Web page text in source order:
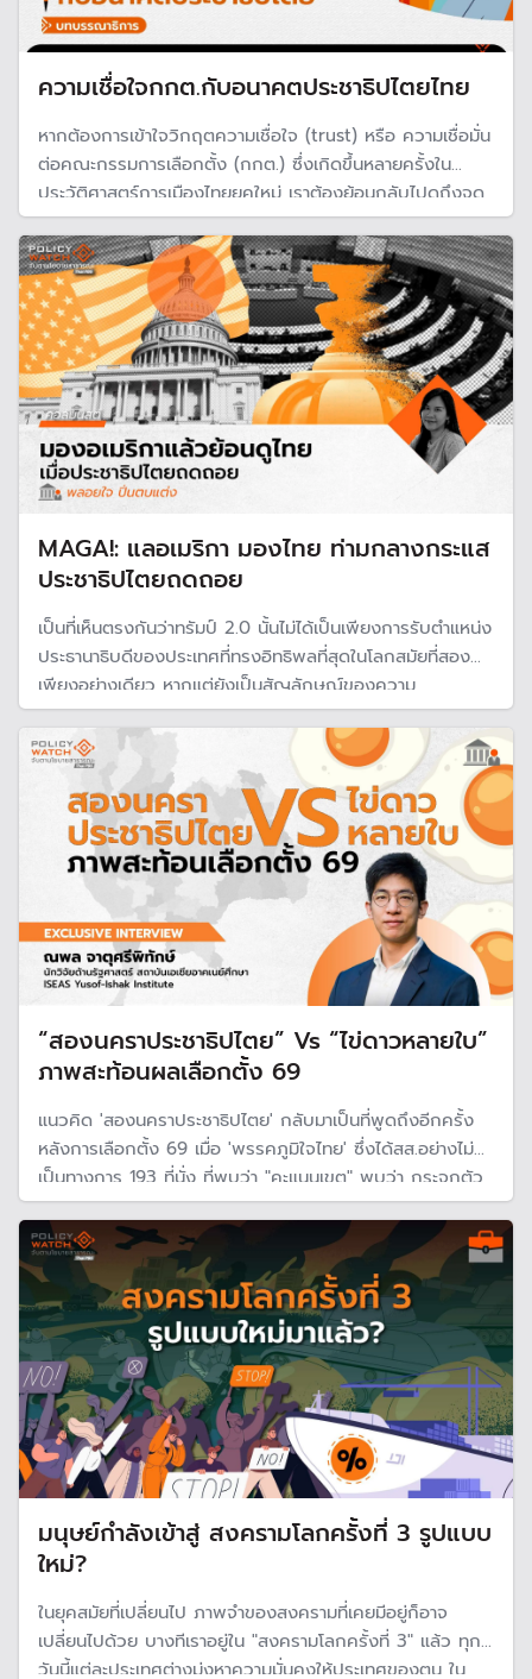
ความเชื่อใจกกต.กับอนาคตประชาธิปไตยไทย
หากต้องการเข้าใจวิกฤตความเชื่อใจ (trust) หรือ ความเชื่อมั่น
ต่อคณะกรรมการเลือกตั้ง (กกต.) ซึ่งเกิดขึ้นหลายครั้งใน
ประวัติศาสตร์การเมืองไทยยุคใหม่ เราต้องย้อนกลับไปดูถึงจุด
กำเนิดของกกต.ว่ามีที่มาที่ไปอย่างไร และย้อนกลับไปดู
เหตุการณ์ในอดีต ก็จะเข้าใจว่ากกต.เกี่ยวพันอย่างไรกับอนาคต
ประชาธิปไตยไทย
MAGA!: แลอเมริกา มองไทย ท่ามกลางกระแส
ประชาธิปไตยถดถอย
เป็นที่เห็นตรงกันว่าทรัมป์ 2.0 นั้นไม่ได้เป็นเพียงการรับตำแหน่ง
ประธานาธิบดีของประเทศที่ทรงอิทธิพลที่สุดในโลกสมัยที่สอง
เพียงอย่างเดียว หากแต่ยังเป็นสัญลักษณ์ของความ
เปลี่ยนแปลงทางการเมืองทั้งในสหรัฐอเมริกาเองและในระดับโลก
“สองนคราประชาธิปไตย” Vs “ไข่ดาวหลายใบ”
ภาพสะท้อนผลเลือกตั้ง 69
แนวคิด 'สองนคราประชาธิปไตย' กลับมาเป็นที่พูดถึงอีกครั้ง
หลังการเลือกตั้ง 69 เมื่อ 'พรรคภูมิใจไทย' ซึ่งได้สส.อย่างไม่
เป็นทางการ 193 ที่นั่ง ที่พบว่า "คะแนนเขต" พบว่า กระจุกตัว
ในภาคอีสาน กลาง ตะวันออก ขณะที่ 'พรรคประชาชน' ซึ่งทำได้
เพียงแค่ 118 ที่นั่ง แต่สามารถกวาด เก้าอี้ สส.กทม.ได้ทุกเขต
มนุษย์กำลังเข้าสู่ สงครามโลกครั้งที่ 3 รูปแบบ
ใหม่?
ในยุคสมัยที่เปลี่ยนไป ภาพจำของสงครามที่เคยมีอยู่ก็อาจ
เปลี่ยนไปด้วย บางทีเราอยู่ใน "สงครามโลกครั้งที่ 3" แล้ว ทุก
วันนี้แต่ละประเทศต่างมุ่งหาความมั่นคงให้ประเทศของตน ใน